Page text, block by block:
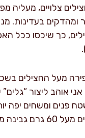
צלויים, מעליה
בעדינות.
כך שיכסו ככל
מעל החצילים
ס״מ. אני אוהב ליצור
פנים ומשחים יפה
מגוררת.